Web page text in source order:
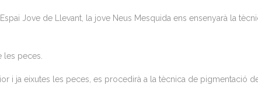
Jove de Llevant, la jove Neus Mesquida ens ensenyarà la
peces.
i ja eixutes les peces, es procedirà a la tècnica de pigmentació